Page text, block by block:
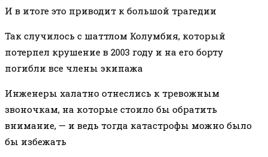
И в итоге это приводит к большой трагедии
Так случилось с шаттлом Колумбия, который
потерпел крушение в 2003 году и на его борту
погибли все члены экипажа
Инженеры халатно отнеслись к тревожным
звоночкам, на которые стоило бы обратить
внимание, — и ведь тогда катастрофы можно было
бы избежать